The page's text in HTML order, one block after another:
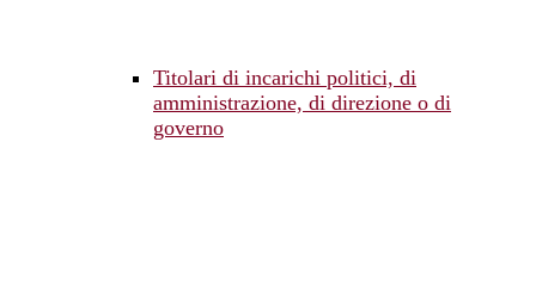
Titolari di incarichi politici, di
amministrazione, di direzione o di
governo